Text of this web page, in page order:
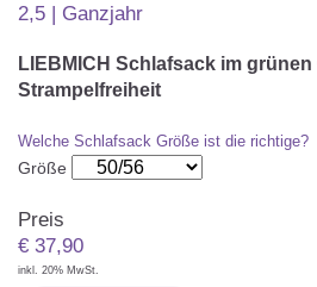
Bettwäsche
Spannbettlaken
Dreieckstuch &
Spezialkissen
ZUBEHÖR
GESCHENKGUTSCHEIN
GESCHENKSETS &
2,5 | Ganzjahr
LIEBMICH Schlafsack im
Strampelfreiheit
Welche Schlafsack Größe ist die richtige?
Größe
Preis
€ 37,90
inkl. 20% MwSt.